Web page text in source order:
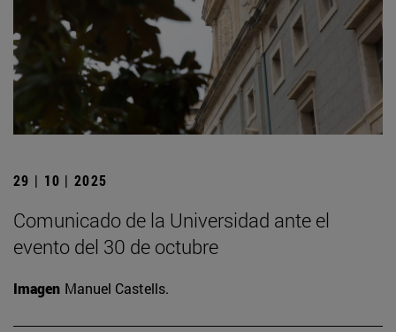
29 | 10 | 2025
Comunicado de la Universidad ante el
evento del 30 de octubre
Imagen Manuel Castells.